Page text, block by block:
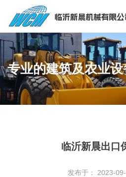
专业的建筑及农业
临沂新晨出口
发布于： 2023-